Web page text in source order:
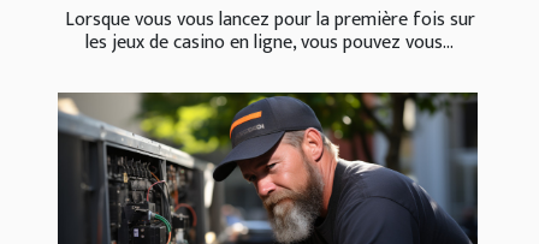
Lorsque vous vous lancez pour la première fois sur
les jeux de casino en ligne, vous pouvez vous...